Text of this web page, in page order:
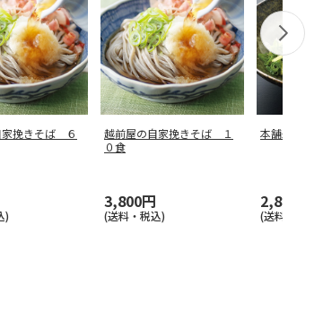
家挽きそば ６
)
越前屋の自家挽きそば １
０食
3,800円
(送料・税込)
本舗永平寺
2,800円
(送料・税込)